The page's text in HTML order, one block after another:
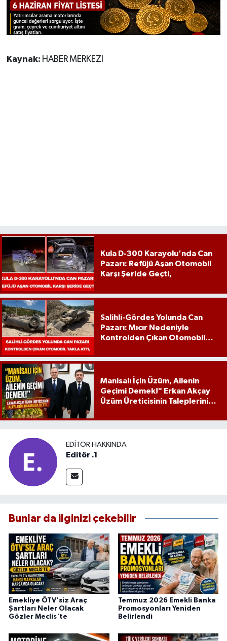
Kaynak: HABER MERKEZİ
Kula D-300 Karayolu'nda Can
Pazarı: Refüjü Aşan Otomobil
Karşı Şeride Geçti,
Salihli-Gördes Yolunda Can
Pazarı: Mıcır Nedeniyle
Kontrolden Çıkan Otomobil
Manisalı İçin Üzüm, Ailenin
Geçimi Demek!" Erkan Akçay
Üzüm Üreticisinin Taleplerini
EDITÖR HAKKINDA
Editör .1
Bunlar da ilginizi çekebilir
Emekliye ÖTV'siz Araç
Şartları Neler Olacak
Gözler Meclis'te
Temmuz 2026 Emekli Banka
Promosyonları Yeniden
Belirlendi